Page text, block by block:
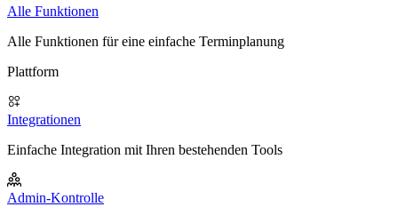
Alle Funktionen
Alle Funktionen für eine einfache Terminplanung
Plattform
Integrationen
Einfache Integration mit Ihren bestehenden Tools
Admin-Kontrolle